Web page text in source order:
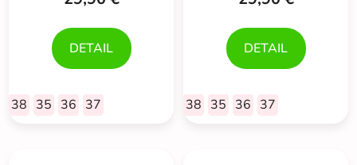
DETAIL
38 35 36 37
DETAIL
38 35 36 37